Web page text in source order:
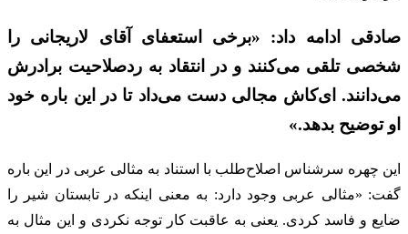
صادقی ادامه داد: «برخی استعفای آقای لاریجانی را
شخصی تلقی می‌کنند و در انتقاد به ردصلاحیت برادرش
می‌دانند.‌ ای‌کاش مجالی دست می‌داد تا در این باره خود
او توضیح بدهد.»
این چهره سرشناس اصلاح‌طلب با استناد به مثالی عربی در این باره
گفت: «مثالی عربی وجود دارد: به معنی اینکه در تابستان شیر را
ضایع و فاسد کردی. یعنی به عاقبت کار توجه نکردی و این مثال به